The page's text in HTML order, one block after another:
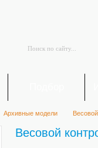
Архивные модели
Весовой